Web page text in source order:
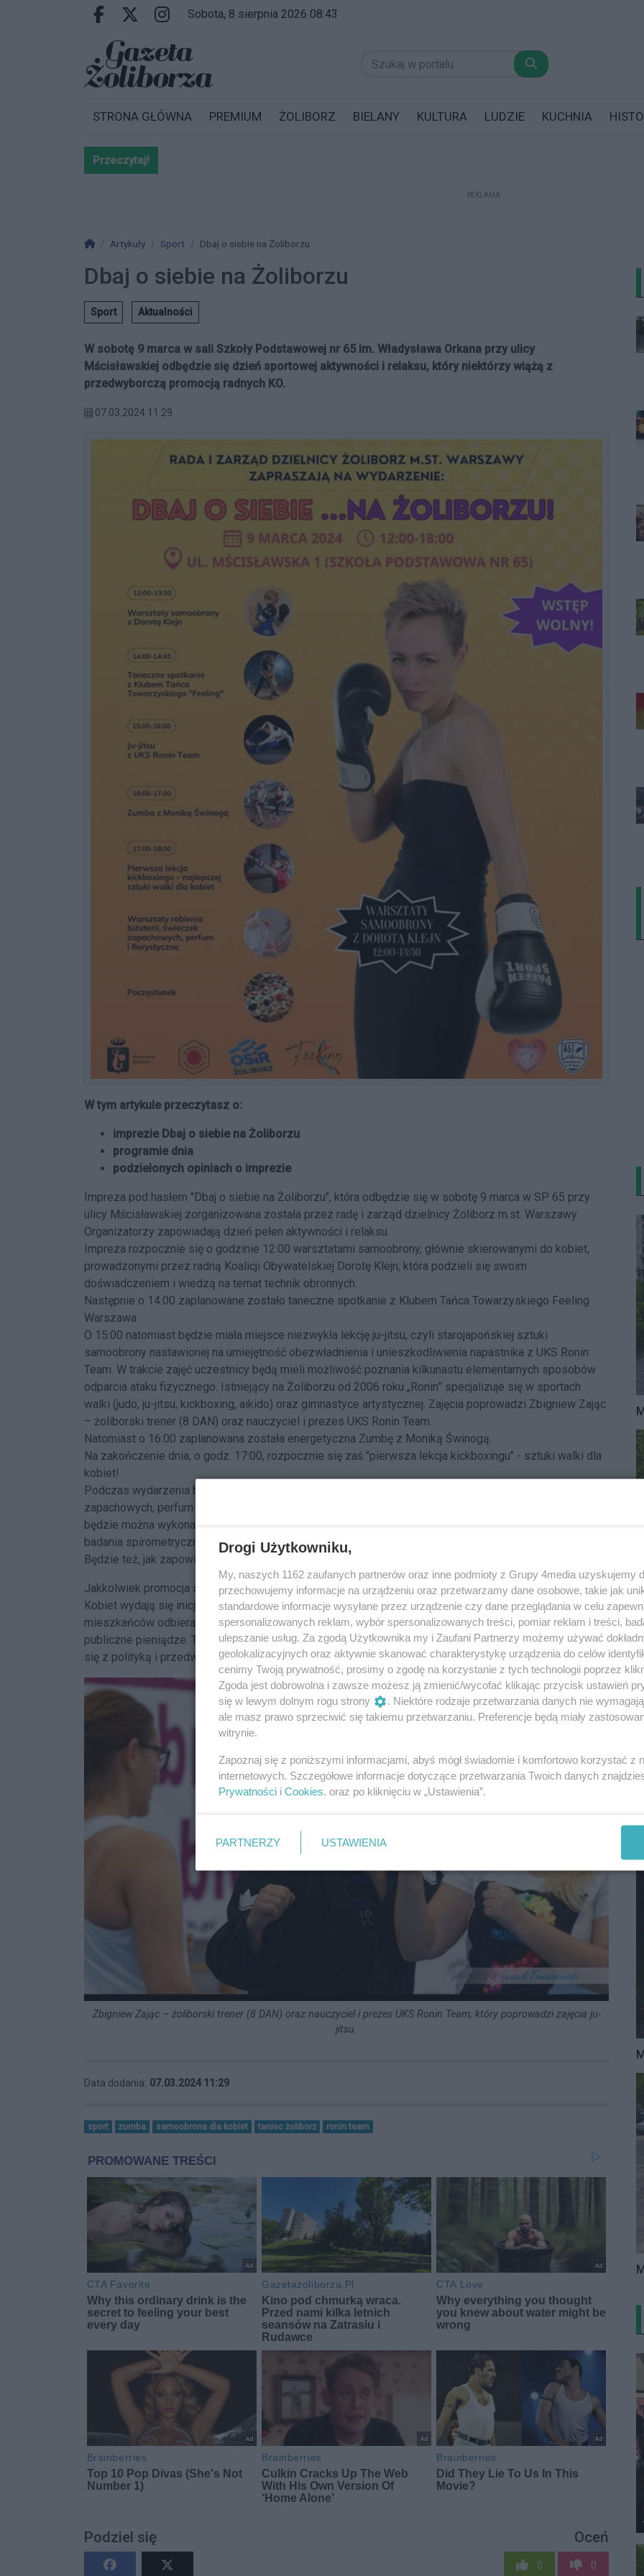
Przejdź do głównych treści
Przejdź do wyszukiwarki
Przejdź do głównego menu
Facebook.com
X.comInstagram.com
sobota, 8 sierpnia 2026 08:43
STRONA GŁÓWNA PREMIUM ŻOLIBORZ BIELANY KULTURA LUDZIE KUCHNIA
Przeczytaj!
REKLAMA
Strona główna
Artykuły Sport Dbaj o siebie na Żoliborzu
Dbaj o siebie na Żoliborzu
Sport Aktualności
W sobotę 9 marca w sali Szkoły Podstawowej nr 65 im. Władysława Orkana przy ulicy
Mścisławskiej odbędzie się dzień sportowej aktywności i relaksu, który niektórzy wiążą z
przedwyborczą promocją radnych KO.
07.03.2024 11:29
W tym artykule przeczytasz o:
imprezie Dbaj o siebie na Żoliborzu
programie dnia
podzielonych opiniach o imprezie
Impreza pod hasłem "Dbaj o siebie na Żoliborzu", która odbędzie się w sobotę 9 marca w SP 65 przy
ulicy Mścisławskiej zorganizowana została przez radę i zarząd dzielnicy Żoliborz m.st. Warszawy.
Organizatorzy zapowiadają dzień pełen aktywności i relaksu.
Impreza rozpocznie się o godzinie 12:00 warsztatami samoobrony, głównie skierowanymi do kobiet,
prowadzonymi przez radną Koalicji Obywatelskiej Dorotę Klejn, która podzieli się swoim
doświadczeniem i wiedzą na temat technik obronnych.
Następnie o 14:00 zaplanowane zostało taneczne spotkanie z Klubem Tańca Towarzyskiego Feeling
Warszawa.
O 15:00 natomiast będzie miała miejsce niezwykła lekcję ju-jitsu, czyli starojapońskiej sztuki
samoobrony nastawionej na umiejętność obezwładnienia i unieszkodliwienia napastnika z UKS Ronin
Team. W trakcie zajęć uczestnicy będą mieli możliwość poznania kilkunastu elementarnych sposobów
odparcia ataku fizycznego. Istniejący na Żoliborzu od 2006 roku „Ronin” specjalizuje się w sportach
walki (judo, ju-jitsu, kickboxing, aikido) oraz gimnastyce artystycznej. Zajęcia poprowadzi Zbigniew Zając
– żoliborski trener (8 DAN) oraz nauczyciel i prezes UKS Ronin Team.
Natomiast o 16:00 zaplanowana została energetyczna Zumbę z Moniką Świnogą.
Na zakończenie dnia, o godz. 17:00, rozpocznie się zaś "pierwsza lekcja kickboxingu" - sztuki walki dla
kobiet!
Podczas wydarzenia będzie możliwość uczestnictwa w warsztatach tworzenia biżuterii, świeczek
zapachowych, perfum i florystycznych. Będzie też dostępny psycholog sportu, a na stoisku medycznym
będzie można wykonać pomiary glukozy, ciśnienia tętniczego krwi, pomiary tkanki tłuszczowej oraz
badania spirometryczne.
Będzie też, jak zapowiadają organizatorzy, pyszny i energetyczny poczęstunek.
Jakkolwiek promocja sportu i aktywności fizycznej, czy lekcje samoobrony dla kobiet dzień po Dniu
Kobiet wydają się inicjatywą sensowną i wielu żoliboirzan uznało wydarzenie za dobry pomysł, to część
mieszkańców odbiera wydarzenie jako element kampanii wyborczej KO, a zwłaszcza Doroty Klejn za
publiczne pieniądze. To chyba nieuniknione, że w gorącym czasie przedwyborczym wszystko kojarzy
się z polityką i przedwyborczą agitacją.
Zbigniew Zając – żoliborski trener (8 DAN) oraz nauczyciel i prezes UKS Ronin Team, który poprowadzi zajęcia ju-
jitsu.
Data dodania: 07.03.2024 11:29
sport zumba samoobrona dla kobiet taniec żoliborz ronin team
Podziel się Oceń
0 0
Drogi Użytkowniku,
My, naszych 1162 zaufanych partnerów oraz inne podmioty z Grupy 4media uzyskujemy
przechowujemy informacje na urządzeniu oraz przetwarzamy dane osobowe, takie jak
standardowe informacje wysyłane przez urządzenie czy dane przeglądania w celu
spersonalizowanych reklam, wybór spersonalizowanych treści, pomiar reklam i treści,
ulepszanie usług. Za zgodą Użytkownika my i Zaufani Partnerzy możemy używać
geolokalizacyjnych oraz aktywnie skanować charakterystykę urządzenia do celów
cenimy Twoją prywatność, prosimy o zgodę na korzystanie z tych technologii poprzez
Zgoda jest dobrowolna i zawsze możesz ją zmienić/wycofać klikając przycisk ustawień
się w lewym dolnym rogu strony
. Niektóre rodzaje przetwarzania danych nie
ale masz prawo sprzeciwić się takiemu przetwarzaniu. Preferencje będą miały
witrynie.
Zapoznaj się z poniższymi informacjami, abyś mógł świadomie i komfortowo korzystać z
internetowych. Szczegółowe informacje dotyczące przetwarzania Twoich danych
Prywatności i Cookies. oraz po kliknięciu w „Ustawienia”.
PARTNERZY USTAWIENIA